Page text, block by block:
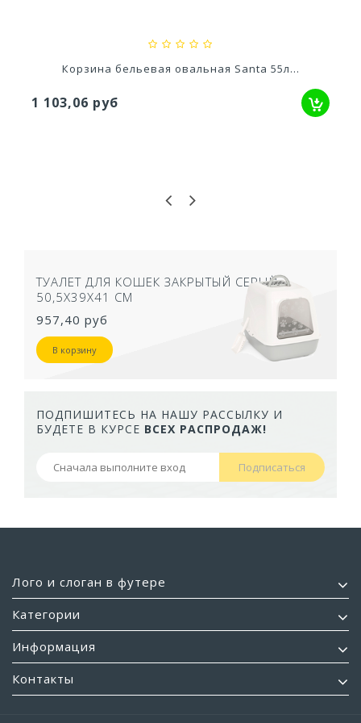
Корзина бельевая овальная Santa 55л...
1 103,06 руб
ТУАЛЕТ ДЛЯ КОШЕК ЗАКРЫТЫЙ СЕРЫЙ
50,5Х39Х41 СМ
957,40 руб
В корзину
ПОДПИШИТЕСЬ НА НАШУ РАССЫЛКУ И
БУДЕТЕ В КУРСЕ ВСЕХ РАСПРОДАЖ!
Подписаться
Лого и слоган в футере
Категории
Информация
Контакты